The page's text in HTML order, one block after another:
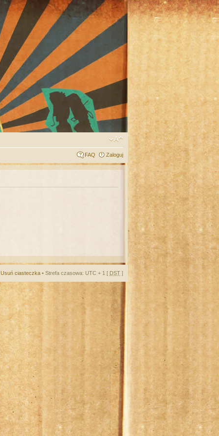
FAQ Zaloguj
Usuń ciasteczka • Strefa czasowa: UTC + 1 [ DST ]